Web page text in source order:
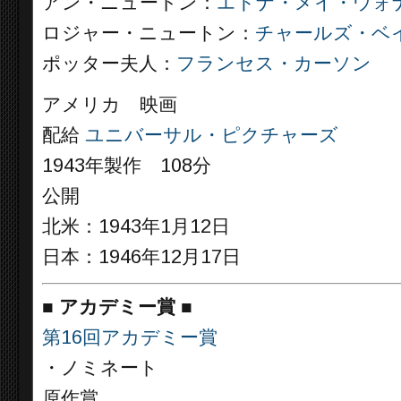
ロジャー・ニュートン： チャールズ・ベ
ポッター夫人： フランセス・カーソン
アメリカ 映画
配給 ユニバーサル・ピクチャーズ
1943年製作 108分
公開
北米：1943年1月12日
日本：1946年12月17日
■ アカデミー賞 ■
第16回アカデミー賞
・ノミネート